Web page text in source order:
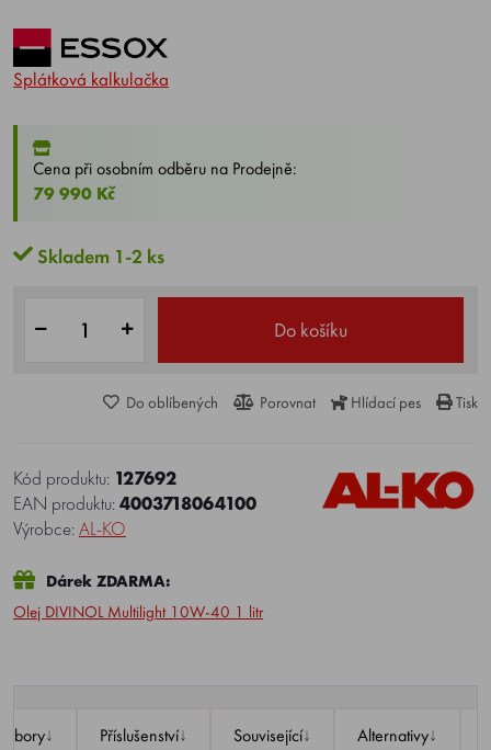
Splátková kalkulačka
Cena při osobním odběru na Prodejně:
79 990 Kč
Skladem 1-2 ks
Do košíku
Do oblíbených Porovnat Hlídací pes Tisk
Kód produktu: 127692
EAN produktu:4003718064100
Výrobce:AL-KO
Dárek ZDARMA:
Olej DIVINOL Multilight 10W-40 1 litr
↓ Příslušenství↓ Související↓ Alternativy↓